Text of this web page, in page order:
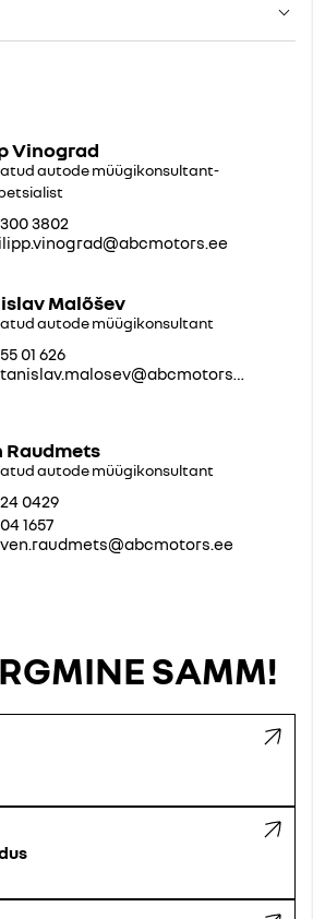
Vinograd
autode müügikonsultant-
3802
Malõšev
autode müügikonsultant
01 626
Raudmets
autode müügikonsultant
0429
1657
SAMM!